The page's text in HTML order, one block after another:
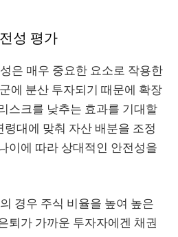
성 평가
은 매우 중요한 요소로 작용한
에 분산 투자되기 때문에 확장
스크를 낮추는 효과를 기대할
령대에 맞춰 자산 배분을 조정
이에 따라 상대적인 안전성을
경우 주식 비율을 높여 높은
퇴가 가까운 투자자에겐 채권